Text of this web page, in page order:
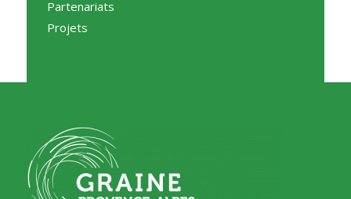
Partenariats
Projets